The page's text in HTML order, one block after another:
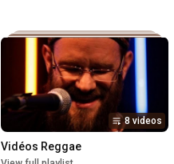
8 videos
Vidéos Reggae